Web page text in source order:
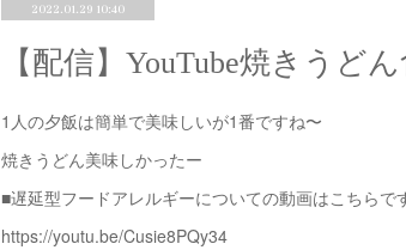
2022.01.29 10:40
【配信】YouTube焼きうど
1人の夕飯は簡単で美味しいが1番ですね〜
焼きうどん美味しかったー
■遅延型フードアレルギーについての動画はこちらで
https://youtu.be/Cusie8PQy34